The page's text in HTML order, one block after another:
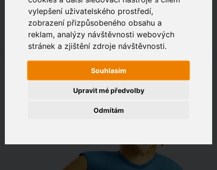
vylepšení uživatelského prostředí,
zobrazení přizpůsobeného obsahu a
reklam, analýzy návštěvnosti webových
stránek a zjištění zdroje návštěvnosti.
Souhlasím
Odmítám
Upravit mé předvolby
Zákaznický portál
Jak rychlé je připojení na vaší adrese?